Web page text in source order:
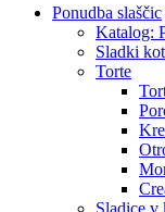
Close
Ponudba slaščic
Katalog:
Sladki
Torte
Sladice v